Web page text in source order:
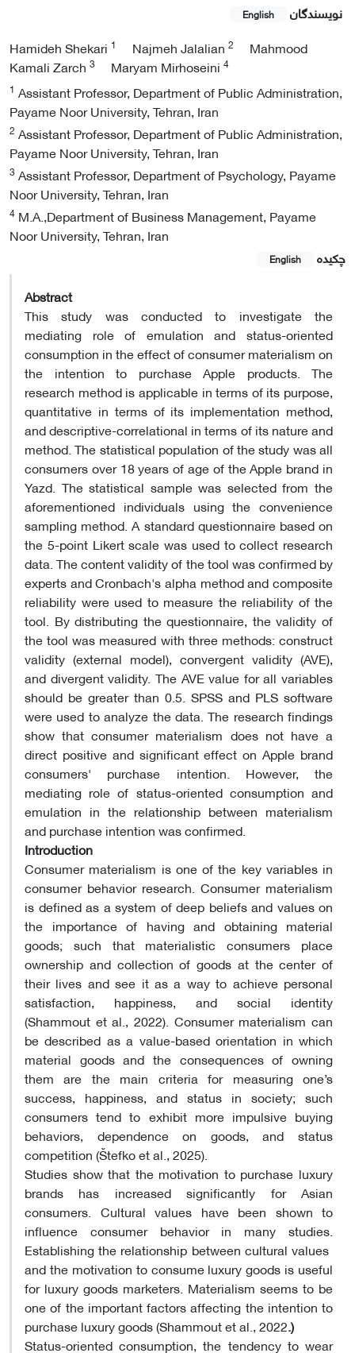
نویسندگان English
Hamideh Shekari 1 Najmeh Jalalian 2
Mahmood
Kamali Zarch 3 Maryam Mirhoseini 4
1 Assistant Professor, Department of Public Administration,
Payame Noor University, Tehran, Iran
2 Assistant Professor, Department of Public Administration,
Payame Noor University, Tehran, Iran
3 Assistant Professor, Department of Psychology, Payame
Noor University, Tehran, Iran
4 M.A.,Department of Business Management, Payame
Noor University, Tehran, Iran
چکیده
English
Abstract
This study was conducted to investigate the
mediating role of emulation and status-oriented
consumption in the effect of consumer materialism on
the intention to purchase Apple products. The
research method is applicable in terms of its purpose,
quantitative in terms of its implementation method,
and descriptive-correlational in terms of its nature and
method. The statistical population of the study was all
consumers over 18 years of age of the Apple brand in
Yazd. The statistical sample was selected from the
aforementioned individuals using the convenience
sampling method. A standard questionnaire based on
the 5-point Likert scale was used to collect research
data. The content validity of the tool was confirmed by
experts and Cronbach's alpha method and composite
reliability were used to measure the reliability of the
tool. By distributing the questionnaire, the validity of
the tool was measured with three methods: construct
validity (external model), convergent validity (AVE),
and divergent validity. The AVE value for all variables
should be greater than 0.5. SPSS and PLS software
were used to analyze the data. The research findings
show that consumer materialism does not have a
direct positive and significant effect on Apple brand
consumers' purchase intention. However, the
mediating role of status-oriented consumption and
emulation in the relationship between materialism
and purchase intention was confirmed.
Introduction
Consumer materialism is one of the key variables in
consumer behavior research. Consumer materialism
is defined as a system of deep beliefs and values ​​on
the importance of having and obtaining material
goods; such that materialistic consumers place
ownership and collection of goods at the center of
their lives and see it as a way to achieve personal
satisfaction, happiness, and social identity
(Shammout et al., 2022). Consumer materialism can
be described as a value-based orientation in which
material goods and the consequences of owning
them are the main criteria for measuring one’s
success, happiness, and status in society; such
consumers tend to exhibit more impulsive buying
behaviors, dependence on goods, and status
competition (Štefko et al., 2025).
Studies show that the motivation to purchase luxury
brands has increased significantly for Asian
consumers. Cultural values ​​have been shown to
influence consumer behavior in many studies.
Establishing the relationship between cultural values ​​
and the motivation to consume luxury goods is useful
for luxury goods marketers. Materialism seems to be
one of the important factors affecting the intention to
purchase luxury goods (Shammout et al., 2022(.
Status-oriented consumption, the tendency to wear